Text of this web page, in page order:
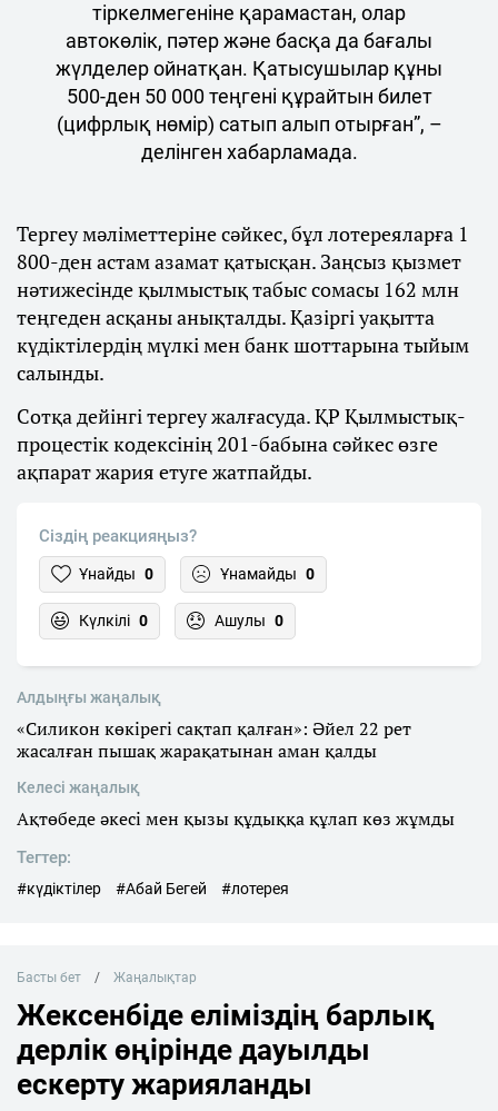
тіркелмегеніне қарамастан, олар
автокөлік, пәтер және басқа да бағалы
жүлделер ойнатқан. Қатысушылар құны
500-ден 50 000 теңгені құрайтын билет
(цифрлық нөмір) сатып алып отырған”, –
делінген хабарламада.
Тергеу мәліметтеріне сәйкес, бұл лотереяларға 1
800-ден астам азамат қатысқан. Заңсыз қызмет
нәтижесінде қылмыстық табыс сомасы 162 млн
теңгеден асқаны анықталды. Қазіргі уақытта
күдіктілердің мүлкі мен банк шоттарына тыйым
салынды.
Сотқа дейінгі тергеу жалғасуда. ҚР Қылмыстық-
процестік кодексінің 201-бабына сәйкес өзге
ақпарат жария етуге жатпайды.
Сіздің реакцияңыз?
Ұнайды 0 Ұнамайды 0
Күлкілі 0 Ашулы 0
Алдыңғы жаңалық
«Силикон көкірегі сақтап қалған»: Әйел 22 рет
жасалған пышақ жарақатынан аман қалды
Келесі жаңалық
Ақтөбеде әкесі мен қызы құдыққа құлап көз жұмды
Тегтер:
#күдіктілер #Абай Бегей #лотерея
Басты бет Жаңалықтар
Жексенбіде еліміздің барлық
дерлік өңірінде дауылды
ескерту жарияланды